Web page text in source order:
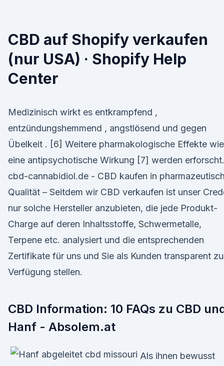
CBD auf Shopify verkaufen
(nur USA) · Shopify Help
Center
Medizinisch wirkt es entkrampfend ,
entzündungshemmend , angstlösend und gegen
Übelkeit . [6] Weitere pharmakologische Effekte wie
eine antipsychotische Wirkung [7] werden erforscht.
cbd-cannabidiol.de - CBD kaufen in
Qualität – Seitdem wir CBD verkaufen ist unser
nur solche Hersteller anzubieten, die jede Produkt-
Charge auf deren Inhaltsstoffe, Schwermetalle,
Terpene etc. analysiert und die entsprechenden
Zertifikate für uns und Sie als Kunden transparent
Verfügung stellen.
CBD Information: 10 FAQs zu CBD
Hanf - Absolem.at
Als ihnen bewusst